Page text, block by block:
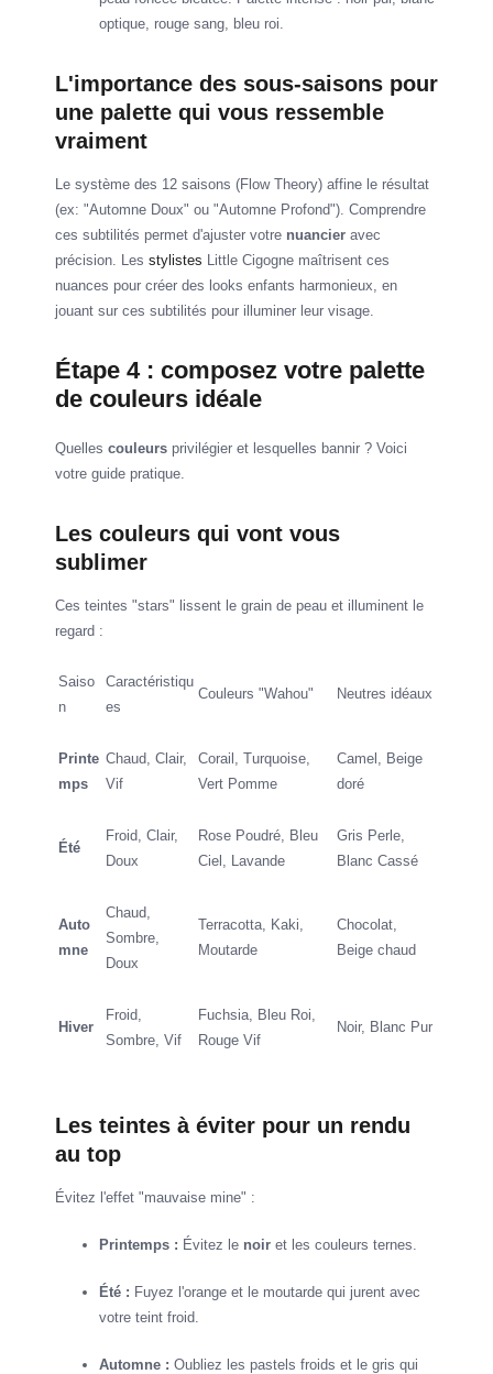
optique, rouge sang, bleu roi.
L'importance des sous-saisons pour
une palette qui vous ressemble
vraiment
Le système des 12 saisons (Flow Theory) affine le résultat
(ex: "Automne Doux" ou "Automne Profond"). Comprendre
ces subtilités permet d'ajuster votre nuancier avec
précision. Les stylistes Little Cigogne maîtrisent ces
nuances pour créer des looks enfants harmonieux, en
jouant sur ces subtilités pour illuminer leur visage.
Étape 4 : composez votre palette
de couleurs idéale
Quelles couleurs privilégier et lesquelles bannir ? Voici
votre guide pratique.
Les couleurs qui vont vous
sublimer
Ces teintes "stars" lissent le grain de peau et illuminent le
regard :
Saiso
n
Caractéristiqu
es
Couleurs "Wahou" Neutres idéaux
Printe
mps
Chaud, Clair,
Vif
Corail, Turquoise,
Vert Pomme
Camel, Beige
doré
Été
Froid, Clair,
Doux
Rose Poudré, Bleu
Ciel, Lavande
Gris Perle,
Blanc Cassé
Auto
mne
Chaud,
Sombre,
Doux
Terracotta, Kaki,
Moutarde
Chocolat,
Beige chaud
Hiver
Froid,
Sombre, Vif
Fuchsia, Bleu Roi,
Rouge Vif
Noir, Blanc Pur
Les teintes à éviter pour un rendu
au top
Évitez l'effet "mauvaise mine" :
Printemps : Évitez le noir et les couleurs ternes.
Été : Fuyez l'orange et le moutarde qui jurent avec
votre teint froid.
Automne : Oubliez les pastels froids et le gris qui